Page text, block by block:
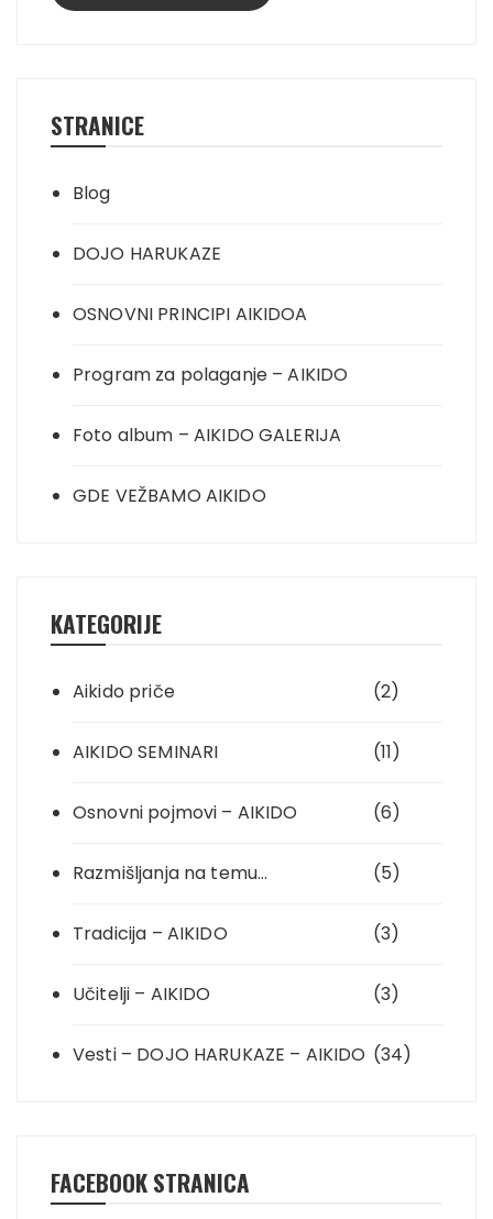
STRANICE
Blog
DOJO HARUKAZE
OSNOVNI PRINCIPI AIKIDOA
Program za polaganje – AIKIDO
Foto album – AIKIDO GALERIJA
GDE VEŽBAMO AIKIDO
KATEGORIJE
Aikido priče (2)
AIKIDO SEMINARI (11)
Osnovni pojmovi – AIKIDO (6)
Razmišljanja na temu… (5)
Tradicija – AIKIDO (3)
Učitelji – AIKIDO (3)
Vesti – DOJO HARUKAZE – AIKIDO (34)
FACEBOOK STRANICA